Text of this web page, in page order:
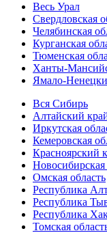
Весь Урал
Свердловская
Челябинская
Курганская
Тюменская
Ханты-
Ямало-
Вся Сибирь
Алтайский
Иркутская
Кемеровская
Красноярский
Новосибирская
Омская область
Республика
Республика
Республика
Томская